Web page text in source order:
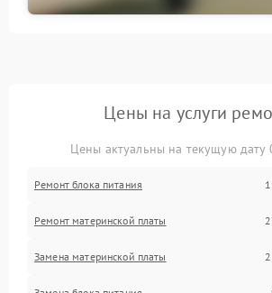
Цены на услуги
Цены актуальны на текущую дату
Ремонт блока питания
Ремонт материнской платы
Замена материнской платы